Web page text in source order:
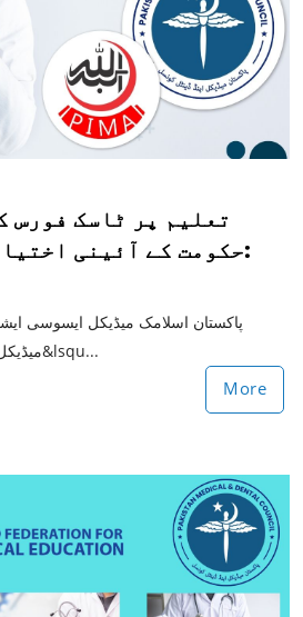
تعلیم پر ٹاسک فورس
حکومت کے آئینی
پاکستان اسلامک میڈیکل ایسوسی
میڈیکل ایجوکیشن اینڈ پیشنٹ کیئر&lsqu...
More